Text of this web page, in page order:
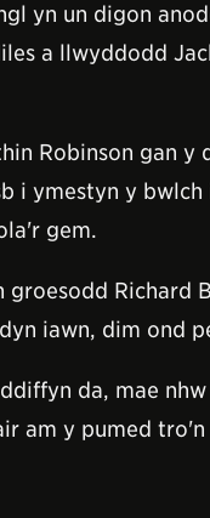
yn un digon
a llwyddodd
Robinson gan
i ymestyn y
gem.
Richard
iawn, dim ond
da, mae
am y pumed